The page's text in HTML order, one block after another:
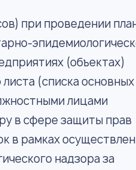
при проведении
(объектах)
(списка основных
лицами
в сфере защиты прав
в рамках
надзора за